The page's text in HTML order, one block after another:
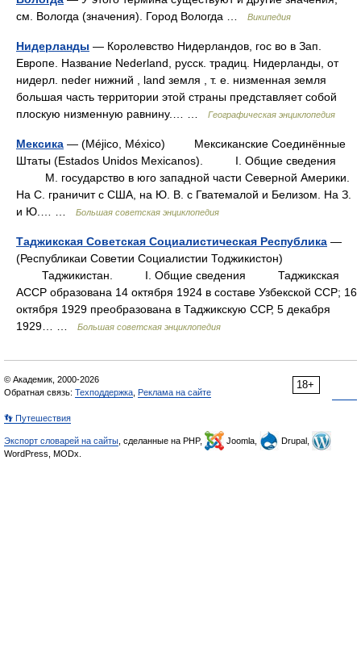
см. Вологда (значения). Город Вологда …
Википедия
Нидерланды — Королевство Нидерландов, гос во в Зап.
Европе. Название Nederland, русск. традиц. Нидерланды, от
нидерл. neder нижний , land земля , т. е. низменная земля
большая часть территории этой страны представляет собой
плоскую низменную равнину.… …
Географическая энциклопедия
Мексика — (Méjico, México) Мексиканские Соединённые
Штаты (Estados Unidos Mexicanos). I. Общие сведения
М. государство в юго западной части Северной Америки.
На С. граничит с США, на Ю. В. с Гватемалой и Белизом. На З.
и Ю.… …
Большая советская энциклопедия
Таджикская Советская Социалистическая Республика —
(Республикаи Советии Социалистии Тоджикистон)
Таджикистан. I. Общие сведения Таджикская
АССР образована 14 октября 1924 в составе Узбекской ССР; 16
октября 1929 преобразована в Таджикскую ССР, 5 декабря
1929… …
Большая советская энциклопедия
18+
© Академик, 2000-2026
Обратная связь: Техподдержка Реклама на сайте
👣 Путешествия
Экспорт словарей на сайты , сделанные на PHP, Joomla,
Drupal,
WordPress, MODx.